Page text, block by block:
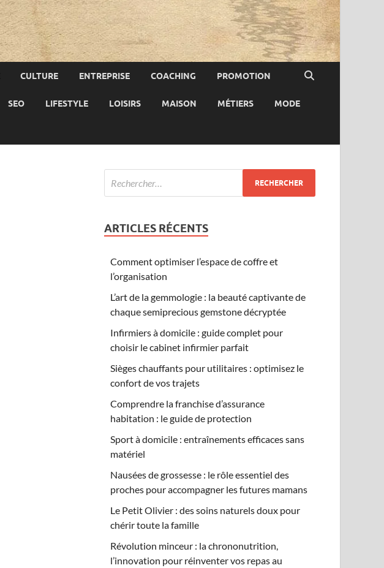
CULTURE ENTREPRISE COACHING PROMOTION
SEO LIFESTYLE LOISIRS MAISON MÉTIERS MODE
ARTICLES RÉCENTS
Comment optimiser l’espace de coffre et
l’organisation
L’art de la gemmologie : la beauté captivante de
chaque semiprecious gemstone décryptée
Infirmiers à domicile : guide complet pour
choisir le cabinet infirmier parfait
Sièges chauffants pour utilitaires : optimisez le
confort de vos trajets
Comprendre la franchise d’assurance
habitation : le guide de protection
Sport à domicile : entraînements efficaces sans
matériel
Nausées de grossesse : le rôle essentiel des
proches pour accompagner les futures mamans
Le Petit Olivier : des soins naturels doux pour
chérir toute la famille
Révolution minceur : la chrononutrition,
l’innovation pour réinventer vos repas au